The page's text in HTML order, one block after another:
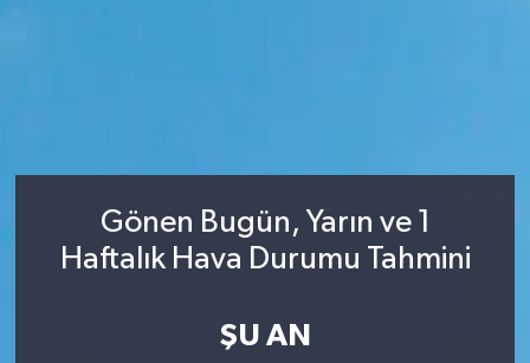
Gönen Bugün, Yarın ve 1
Haftalık Hava Durumu Tahmini
ŞU AN